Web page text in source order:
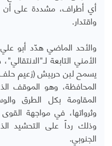
أي أطراف، مشددة على أن
واقتدار.
والأحد الماضي هدّد أبو
الأمني التابعة
يسمح لبن حريبش (زعيم
المحافظة، وهو الموقف
المقاومة بكل الطرق
وثرواتها، في مواجهة
وذلك رداً على التحشيد
الجنوبي.